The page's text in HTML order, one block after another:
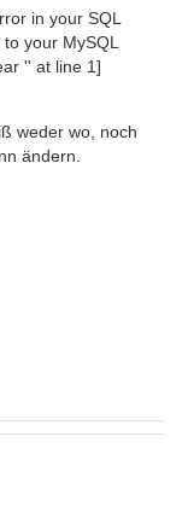
in your SQL
your MySQL
'' at line 1]
weder wo, noch
ändern.